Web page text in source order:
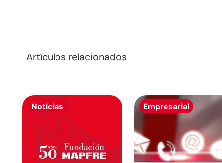
Artículos relacionados
Noticias Empresarial